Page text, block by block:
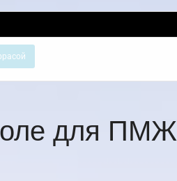
для ПМЖ